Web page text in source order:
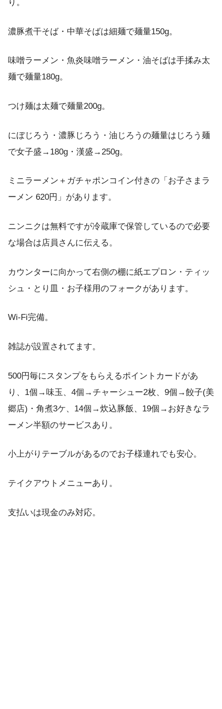
り。
濃豚煮干そば・中華そばは細麺で麺量150g。
味噌ラーメン・魚炎味噌ラーメン・油そばは手揉み太
麺で麺量180g。
つけ麺は太麺で麺量200g。
にぼじろう・濃豚じろう・油じろうの麺量はじろう麺
で女子盛→180g・漢盛→250g。
ミニラーメン＋ガチャポンコイン付きの「お子さまラ
ーメン 620円」があります。
ニンニクは無料ですが冷蔵庫で保管しているので必要
な場合は店員さんに伝える。
カウンターに向かって右側の棚に紙エプロン・ティッ
シュ・とり皿・お子様用のフォークがあります。
Wi-Fi完備。
雑誌が設置されてます。
500円毎にスタンプをもらえるポイントカードがあ
り、1個→味玉、4個→チャーシュー2枚、9個→餃子(美
郷店)・角煮3ケ、14個→炊込豚飯、19個→お好きなラ
ーメン半額のサービスあり。
小上がりテーブルがあるのでお子様連れでも安心。
テイクアウトメニューあり。
支払いは現金のみ対応。